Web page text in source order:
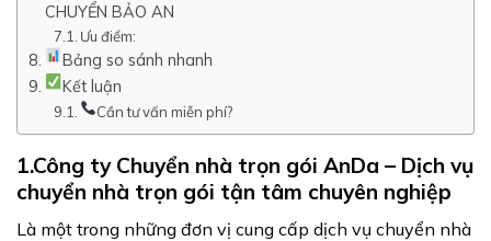
CHUYỂN BẢO AN
Ưu điểm:
Bảng so sánh nhanh
Kết luận
Cần tư vấn miễn phí?
1.Công ty Chuyển nhà trọn gói AnDa – Dịch vụ
chuyển nhà trọn gói tận tâm chuyên nghiệp
Là một trong những đơn vị cung cấp dịch vụ chuyển nhà